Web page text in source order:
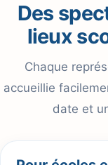
Des
lieux
Chaque
accueillie
date et